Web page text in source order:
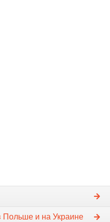
Польше и на Украине